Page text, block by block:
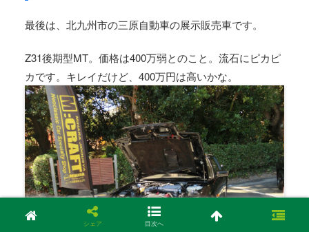
最後は、北九州市の三原自動車の展示販売車です。
Z31後期型MT。価格は400万弱とのこと。流石にピカピ
カです。キレイだけど、400万円は高いかな。
シェア 目次へ